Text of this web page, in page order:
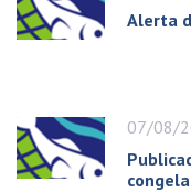
Alerta
07/08/